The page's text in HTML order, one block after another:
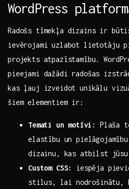
WordPress
Radošs tīmekļa‌ dizains ir
ievērojami uzlabot lietotāju
projekts atpazīstamību.
pieejami dažādi radošas
kas ļauj izveidot unikālu
šiem elementiem ir:
Temati⁣ un motīvi:
Plaša
elastību un
dizainu, kas atbilst jūsu
Custom CSS:
iespēja
stilus, ⁣lai nodrošinātu,